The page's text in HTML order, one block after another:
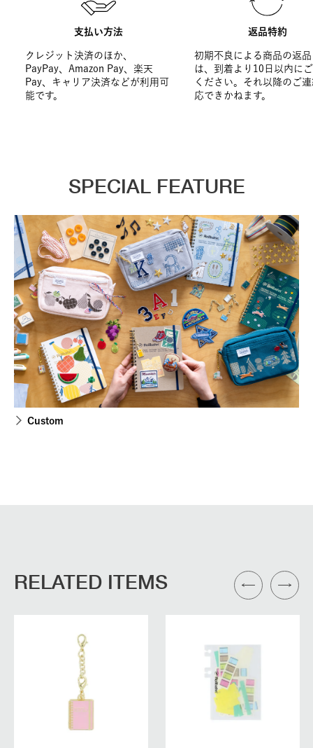
支払い方法
クレジット決済のほか、
PayPay、Amazon Pay、楽天
Pay、キャリア決済などが利用可
能です。
返品特約
初期不良による商品の返
は、到着より10日以内に
ください。それ以降のご
応できかねます。
SPECIAL FEATURE
Custom
RELATED ITEMS